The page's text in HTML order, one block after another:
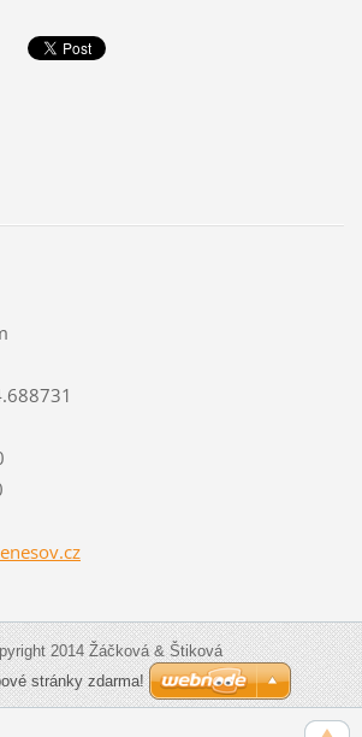
cz
2014 Žáčková & Štiková
stránky zdarma!